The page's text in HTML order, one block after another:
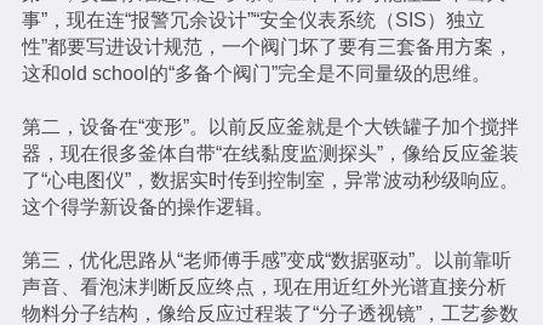
事”，现在连“报警冗余设计”“安全仪表系统（SIS）独立
性”都要写进设计规范，一个阀门坏了要有三套备用方案，
这和old school的“多备个阀门”完全是不同量级的思维。
第二，设备在“变形”。以前反应釜就是个大铁罐子加个搅拌
器，现在很多釜体自带“在线黏度监测探头”，像给反应釜装
了“心电图仪”，数据实时传到控制室，异常波动秒级响应。
这个得学新设备的操作逻辑。
第三，优化思路从“老师傅手感”变成“数据驱动”。以前靠听
声音、看泡沫判断反应终点，现在用近红外光谱直接分析
物料分子结构，像给反应过程装了“分子透视镜”，工艺参数